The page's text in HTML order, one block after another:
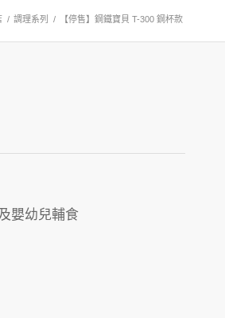
/ 調理系列 / 【停售】鋼鐵寶貝 T-300 鋼杯款
嬰幼兒輔食